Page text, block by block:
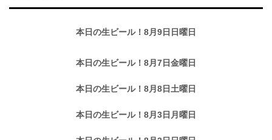
本日の生ビール！8月9日日曜日
本日の生ビール！8月7日金曜日
本日の生ビール！8月8日土曜日
本日の生ビール！8月3日月曜日